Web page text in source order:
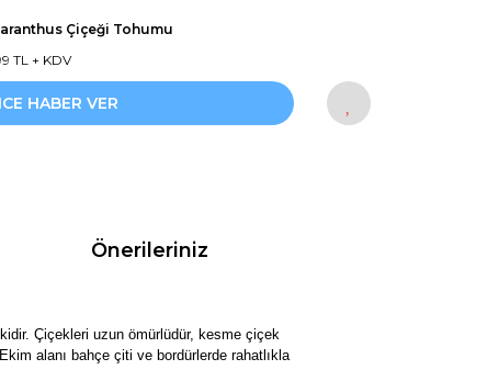
Çiçeği Tohumu
TL + KDV
HABER VER
Önerileriniz
Çiçekleri uzun ömürlüdür, kesme çiçek
alanı bahçe çiti ve bordürlerde rahatlıkla